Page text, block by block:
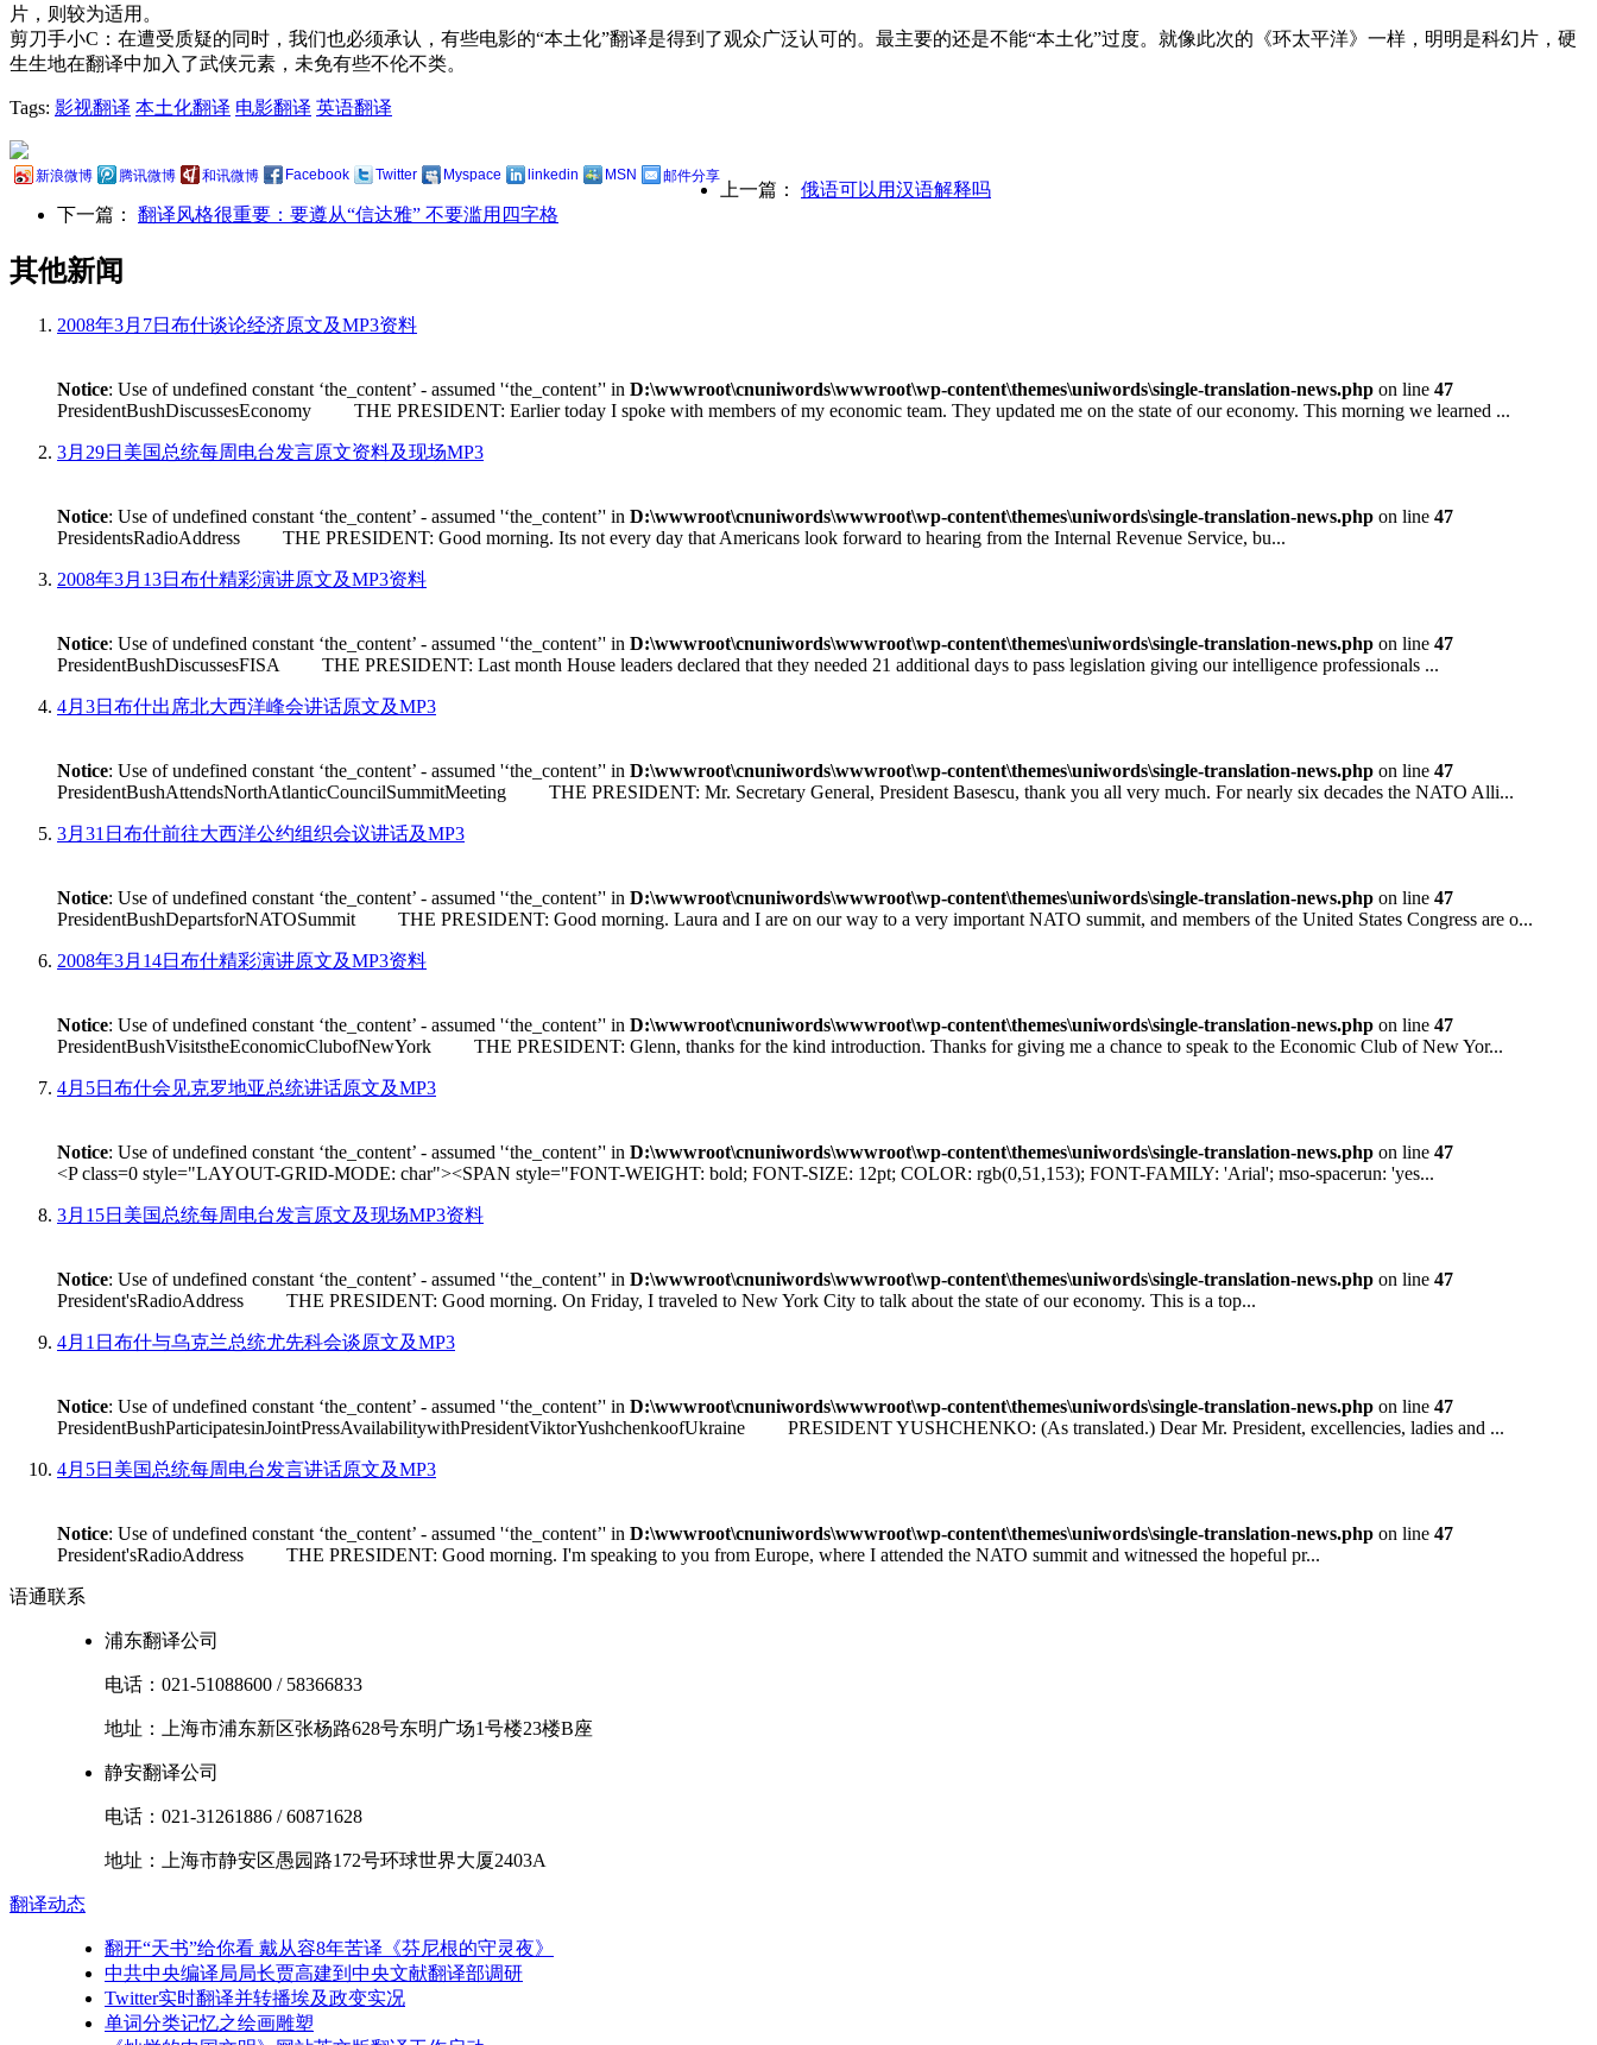
片，则较为适用。
剪刀手小C：在遭受质疑的同时，我们也必须承认，有些电影的“本土化”翻译是得到了观众广泛认可的。最主要的还是不能“本土化”过度。就像此次的《环太平洋》一样，明明是科幻片，硬
生生地在翻译中加入了武侠元素，未免有些不伦不类。
Tags: 影视翻译 本土化翻译 电影翻译 英语翻译
新浪微博 腾讯微博 和讯微博 Facebook Twitter Myspace linkedin MSN 邮件分享
上一篇： 俄语可以用汉语解释吗
下一篇： 翻译风格很重要：要遵从“信达雅” 不要滥用四字格
其他新闻
2008年3月7日布什谈论经济原文及MP3资料
Notice: Use of undefined constant ‘the_content’ - assumed '‘the_content’' in D:\wwwroot\cnuniwords\wwwroot\wp-content\themes\uniwords\single-translation-news.php on line 47
PresidentBushDiscussesEconomy THE PRESIDENT: Earlier today I spoke with members of my economic team. They updated me on the state of our economy. This morning we learned ...
3月29日美国总统每周电台发言原文资料及现场MP3
Notice: Use of undefined constant ‘the_content’ - assumed '‘the_content’' in D:\wwwroot\cnuniwords\wwwroot\wp-content\themes\uniwords\single-translation-news.php on line 47
PresidentsRadioAddress THE PRESIDENT: Good morning. Its not every day that Americans look forward to hearing from the Internal Revenue Service, bu...
2008年3月13日布什精彩演讲原文及MP3资料
Notice: Use of undefined constant ‘the_content’ - assumed '‘the_content’' in D:\wwwroot\cnuniwords\wwwroot\wp-content\themes\uniwords\single-translation-news.php on line 47
PresidentBushDiscussesFISA THE PRESIDENT: Last month House leaders declared that they needed 21 additional days to pass legislation giving our intelligence professionals ...
4月3日布什出席北大西洋峰会讲话原文及MP3
Notice: Use of undefined constant ‘the_content’ - assumed '‘the_content’' in D:\wwwroot\cnuniwords\wwwroot\wp-content\themes\uniwords\single-translation-news.php on line 47
PresidentBushAttendsNorthAtlanticCouncilSummitMeeting THE PRESIDENT: Mr. Secretary General, President Basescu, thank you all very much. For nearly six decades the NATO Alli...
3月31日布什前往大西洋公约组织会议讲话及MP3
Notice: Use of undefined constant ‘the_content’ - assumed '‘the_content’' in D:\wwwroot\cnuniwords\wwwroot\wp-content\themes\uniwords\single-translation-news.php on line 47
PresidentBushDepartsforNATOSummit THE PRESIDENT: Good morning. Laura and I are on our way to a very important NATO summit, and members of the United States Congress are o...
2008年3月14日布什精彩演讲原文及MP3资料
Notice: Use of undefined constant ‘the_content’ - assumed '‘the_content’' in D:\wwwroot\cnuniwords\wwwroot\wp-content\themes\uniwords\single-translation-news.php on line 47
PresidentBushVisitstheEconomicClubofNewYork THE PRESIDENT: Glenn, thanks for the kind introduction. Thanks for giving me a chance to speak to the Economic Club of New Yor...
4月5日布什会见克罗地亚总统讲话原文及MP3
Notice: Use of undefined constant ‘the_content’ - assumed '‘the_content’' in D:\wwwroot\cnuniwords\wwwroot\wp-content\themes\uniwords\single-translation-news.php on line 47
<P class=0 style="LAYOUT-GRID-MODE: char"><SPAN style="FONT-WEIGHT: bold; FONT-SIZE: 12pt; COLOR: rgb(0,51,153); FONT-FAMILY: 'Arial'; mso-spacerun: 'yes...
3月15日美国总统每周电台发言原文及现场MP3资料
Notice: Use of undefined constant ‘the_content’ - assumed '‘the_content’' in D:\wwwroot\cnuniwords\wwwroot\wp-content\themes\uniwords\single-translation-news.php on line 47
President'sRadioAddress THE PRESIDENT: Good morning. On Friday, I traveled to New York City to talk about the state of our economy. This is a top...
4月1日布什与乌克兰总统尤先科会谈原文及MP3
Notice: Use of undefined constant ‘the_content’ - assumed '‘the_content’' in D:\wwwroot\cnuniwords\wwwroot\wp-content\themes\uniwords\single-translation-news.php on line 47
PresidentBushParticipatesinJointPressAvailabilitywithPresidentViktorYushchenkoofUkraine PRESIDENT YUSHCHENKO: (As translated.) Dear Mr. President, excellencies, ladies and ...
4月5日美国总统每周电台发言讲话原文及MP3
Notice: Use of undefined constant ‘the_content’ - assumed '‘the_content’' in D:\wwwroot\cnuniwords\wwwroot\wp-content\themes\uniwords\single-translation-news.php on line 47
President'sRadioAddress THE PRESIDENT: Good morning. I'm speaking to you from Europe, where I attended the NATO summit and witnessed the hopeful pr...
语通联系
浦东翻译公司
电话： 021-51088600 / 58366833
地址： 上海市浦东新区张杨路628号东明广场1号楼23楼B座
静安翻译公司
电话： 021-31261886 /60871628
地址： 上海市静安区愚园路172号环球世界大厦2403A
翻译动态
翻开“天书”给你看 戴从容8年苦译《芬尼根的守灵夜》
中共中央编译局局长贾高建到中央文献翻译部调研
Twitter实时翻译并转播埃及政变实况
单词分类记忆之绘画雕塑